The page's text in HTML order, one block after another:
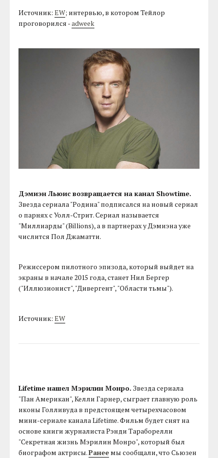
Источник:EW; интервью, в котором Тейлор
проговорился -adweek
Дэмиэн Льюис возвращается на канал Showtime.
Звезда сериала "Родина" подписался на новый сериал
о парнях с Уолл-Стрит. Сериал называется
"Миллиарды" (Billions), а в партнерах у Дэмиэна уже
числится Пол Джаматти.
Режиссером пилотного эпизода, который выйдет на
экраны в начале 2015 года, станет Нил Бергер
("Иллюзионист", "Дивергент", "Области тьмы").
Источник:EW
Lifetime нашел Мэрилин Монро. Звезда сериала
"Пан Американ", Келли Гарнер, сыграет главную роль
иконы Голливуда в предстоящем четырехчасовом
мини-сериале канала Lifetime. Фильм будет снят на
основе книги журналиста Рэнди Тараборелли
"Секретная жизнь Мэрилин Монро", который был
биографом актрисы.Ранеемы сообщали, что Сьюзен